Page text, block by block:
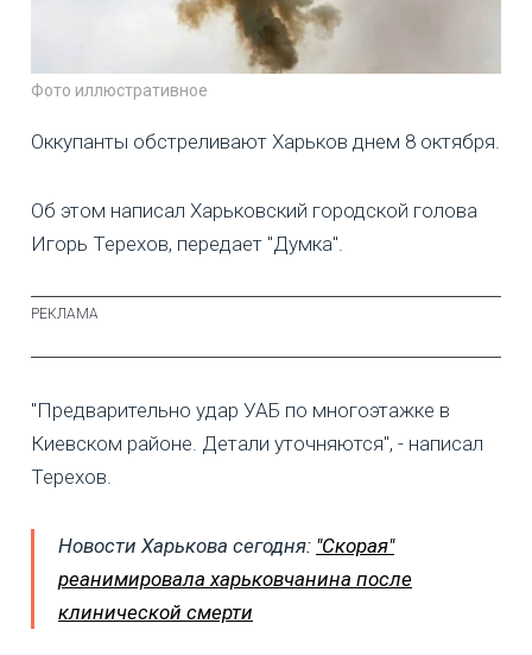
Фото иллюстративное
Оккупанты обстреливают Харьков днем 8 октября.
Об этом написал Харьковский городской голова
Игорь Терехов, передает "Думка".
"Предварительно удар УАБ по многоэтажке в
Киевском районе. Детали уточняются", - написал
Терехов.
Новости Харькова сегодня: "Скорая"
реанимировала харьковчанина после
клинической смерти